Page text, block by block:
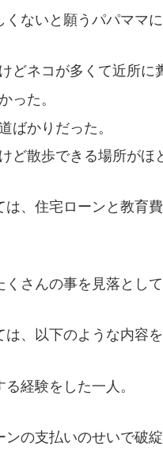
ないと願うパパママ
どネコが多くて近所に
った。
ばかりだった。
ど散歩できる場所がほ
、住宅ローンと教育
さんの事を見落として
、以下のような内容
経験をした一人。
の支払いのせいで破綻